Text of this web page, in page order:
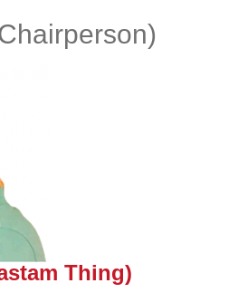
Chairperson)
Thing)